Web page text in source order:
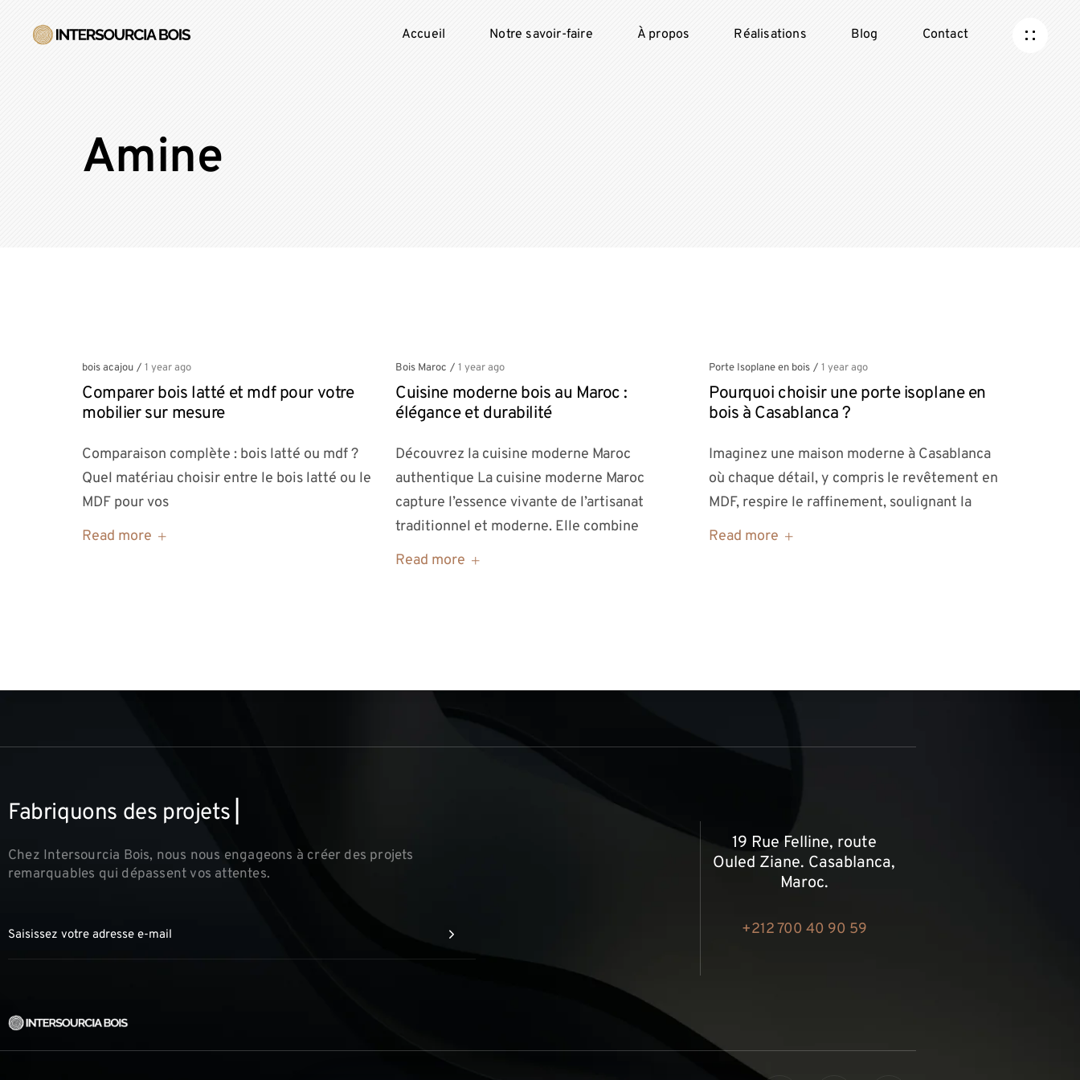
Accueil Notre savoir-faire À propos Réalisations Blog Contact
Amine
bois acajou / 1 year ago
Comparer bois latté et mdf pour votre
mobilier sur mesure
Comparaison complète : bois latté ou mdf ?
Quel matériau choisir entre le bois latté ou le
MDF pour vos
Read more
Bois Maroc / 1 year ago
Cuisine moderne bois au Maroc :
élégance et durabilité
Découvrez la cuisine moderne Maroc
authentique La cuisine moderne Maroc
capture l’essence vivante de l’artisanat
traditionnel et moderne. Elle combine
Read more
Porte Isoplane en bois / 1 year ago
Pourquoi choisir une porte isoplane en
bois à Casablanca ?
Imaginez une maison moderne à Casablanca
où chaque détail, y compris le revêtement en
MDF, respire le raffinement, soulignant la
Read more
Fabriquons des projets
Chez Intersourcia Bois, nous nous engageons à créer des projets
remarquables qui dépassent vos attentes.
19 Rue Felline, route
Ouled Ziane. Casablanca,
Maroc.
+212 700 40 90 59